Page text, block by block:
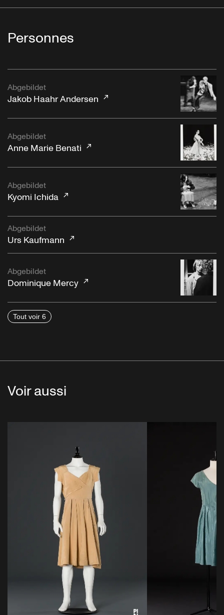
Personnes
Abgebildet
Jakob Haahr Andersen
Abgebildet
Anne Marie Benati
Abgebildet
Kyomi Ichida
Abgebildet
Urs Kaufmann
Abgebildet
Dominique Mercy
Tout voir 6
Voir aussi